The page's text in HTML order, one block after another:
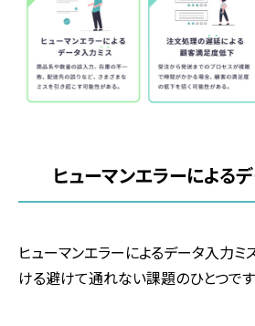
ヒューマンエラーによる
ヒューマンエラーによるデータ入力ミ
ける避けて通れない課題のひとつです